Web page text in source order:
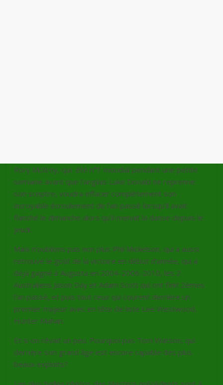
Rory McIlroy, qui été n°1 mondial pendant une petite
semaine avant que l’anglais Luke Donald ne reprenne
son sceptre, voudra effacer complètement son
incroyable écroulement de l’an passé lorsqu’il avait
flanché le dimanche alors qu’il menait la danse depuis le
jeudi.
Mais n’oublions pas non plus Phil Mickelson, qui a aussi
retrouvé le goût de la victoire en début d’année, qui a
déjà gagné à Augusta en 2004-2006-2010, les 2
Australiens Jason Day et Adam Scott qui ont finit 2èmes
l’an passé, et puis tout ceux qui courent derrière un
premier majeur avec en tête de liste Lee Westwood,
Hunter Mahan.
Et si on rêvait un peu. Pourquoi pas Tom Watson, qui
derrière son grand âge est encore capable des plus
beaux exploits?